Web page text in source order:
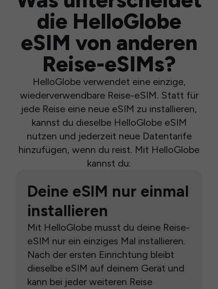
die HelloGlobe
eSIM von anderen
Reise-eSIMs?
HelloGlobe verwendet eine einzige,
wiederverwendbare Reise-eSIM. Statt für
jede Reise eine neue eSIM zu installieren,
kannst du dieselbe HelloGlobe eSIM
nutzen und jederzeit neue Datentarife
hinzufügen, wenn du reist. Mit HelloGlobe
kannst du:
Deine eSIM nur einmal
installieren
Mit HelloGlobe musst du deine Reise-
eSIM nur ein einziges Mal installieren.
Nach der ersten Einrichtung bleibt
dieselbe eSIM auf deinem Gerät und
kann bei jeder weiteren Reise